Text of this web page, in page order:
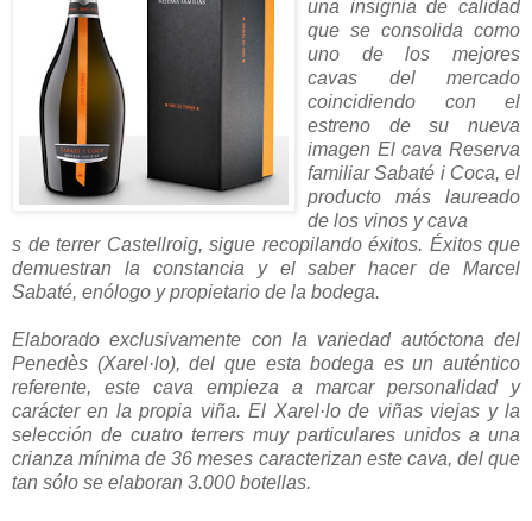
una insignia de calidad
que se consolida como
uno de los mejores
cavas del mercado
coincidiendo con el
estreno de su nueva
imagen El cava Reserva
familiar Sabaté i Coca, el
producto más laureado
de los vinos y cava
s de terrer Castellroig, sigue recopilando éxitos. Éxitos que
demuestran la constancia y el saber hacer de Marcel
Sabaté, enólogo y propietario de la bodega.
Elaborado exclusivamente con la variedad autóctona del
Penedès (Xarel·lo), del que esta bodega es un auténtico
referente, este cava empieza a marcar personalidad y
carácter en la propia viña. El Xarel·lo de viñas viejas y la
selección de cuatro terrers muy particulares unidos a una
crianza mínima de 36 meses caracterizan este cava, del que
tan sólo se elaboran 3.000 botellas.